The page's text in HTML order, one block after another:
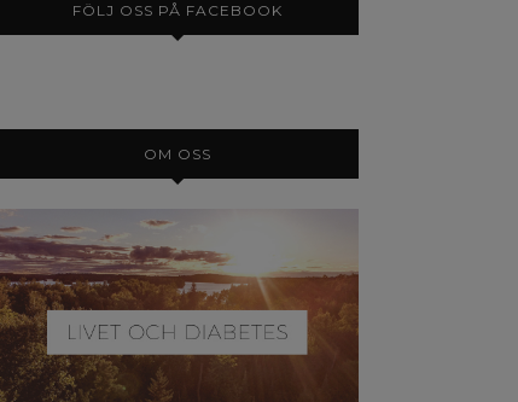
FÖLJ OSS PÅ FACEBOOK
OM OSS